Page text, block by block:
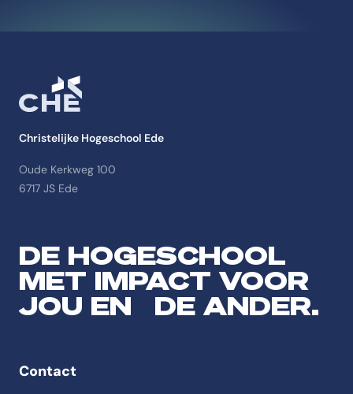
Christelijke Hogeschool Ede
Oude Kerkweg 100
6717 JS Ede
DE HOGESCHOOL
MET IMPACT VOOR
JOU EN DE ANDER.
Contact